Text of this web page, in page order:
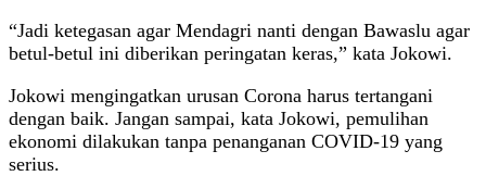
“Jadi ketegasan agar Mendagri nanti dengan Bawaslu agar
betul-betul ini diberikan peringatan keras,” kata Jokowi.
Jokowi mengingatkan urusan Corona harus tertangani
dengan baik. Jangan sampai, kata Jokowi, pemulihan
ekonomi dilakukan tanpa penanganan COVID-19 yang
serius.